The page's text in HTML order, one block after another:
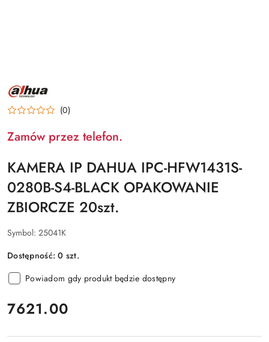
NAZWA
PRODUCENTA:
DAHUA
(0)
Zamów przez telefon.
KAMERA IP DAHUA IPC-HFW1431S-
0280B-S4-BLACK OPAKOWANIE
ZBIORCZE 20szt.
Symbol: 25041K
Dostępność:0 szt.
Powiadom gdy produkt będzie dostępny
cena:
7621.00